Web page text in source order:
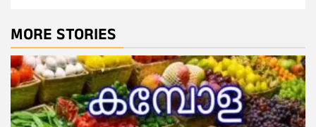
MORE STORIES